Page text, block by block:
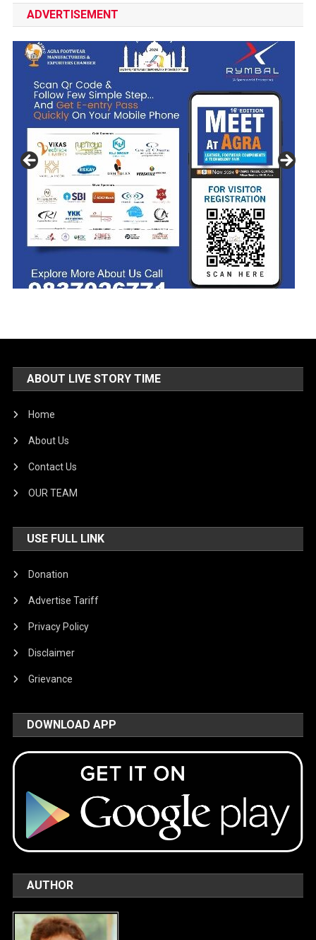
ADVERTISEMENT
ABOUT LIVE STORY TIME
Home
About Us
Contact Us
OUR TEAM
USE FULL LINK
Donation
Advertise Tariff
Privacy Policy
Disclaimer
Grievance
DOWNLOAD APP
AUTHOR